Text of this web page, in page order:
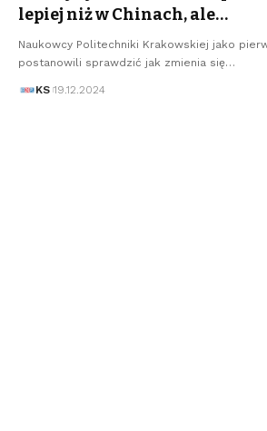
lepiej niż w Chinach, ale…
Naukowcy Politechniki Krakowskiej jako
postanowili sprawdzić jak zmienia się…
KS 19.12.2024